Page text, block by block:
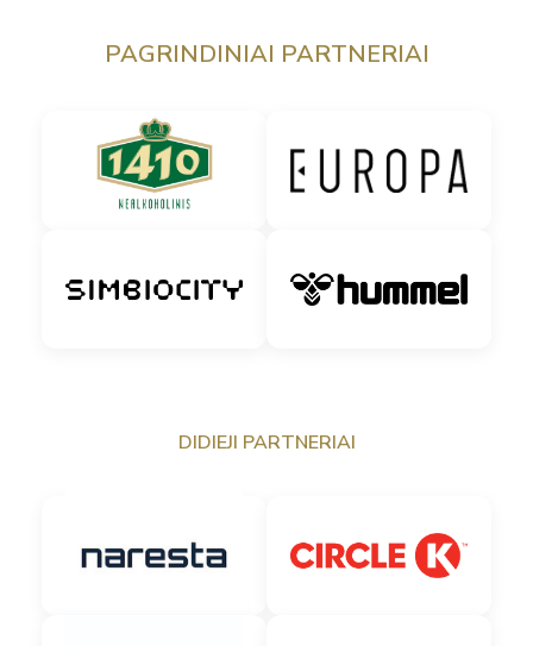
PAGRINDINIAI PARTNERIAI
DIDIEJI PARTNERIAI